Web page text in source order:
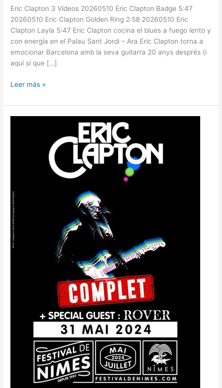
Eric Clapton 3 Vídeos 20260510 Eric Clapton Badge 5:47
20260510 Eric Clapton Golden Ring 2:58 20260510 Eric
Clapton Layla 5:47 Eric Clapton cocina el blues a fuego lento y
con energía en el Palau Sant Jordi – Ara Eric Clapton torna a
emocionar Barcelona amb la seva guitarra 20 anys després (i
aquí sí que […]
Leer más »